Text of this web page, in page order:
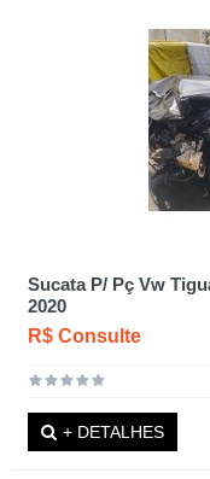
Sucata P/ Pç Vw
2020
R$ Consulte
+ DETALHES